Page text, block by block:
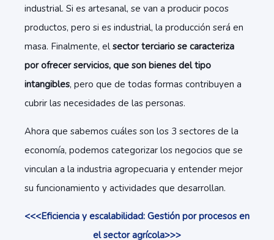
industrial. Si es artesanal, se van a producir pocos
productos, pero si es industrial, la producción será en
masa. Finalmente, el sector terciario se caracteriza
por ofrecer servicios, que son bienes del tipo
intangibles, pero que de todas formas contribuyen a
cubrir las necesidades de las personas.
Ahora que sabemos cuáles son los 3 sectores de la
economía, podemos categorizar los negocios que se
vinculan a la industria agropecuaria y entender mejor
su funcionamiento y actividades que desarrollan.
<<<Eficiencia y escalabilidad: Gestión por procesos en
el sector agrícola>>>